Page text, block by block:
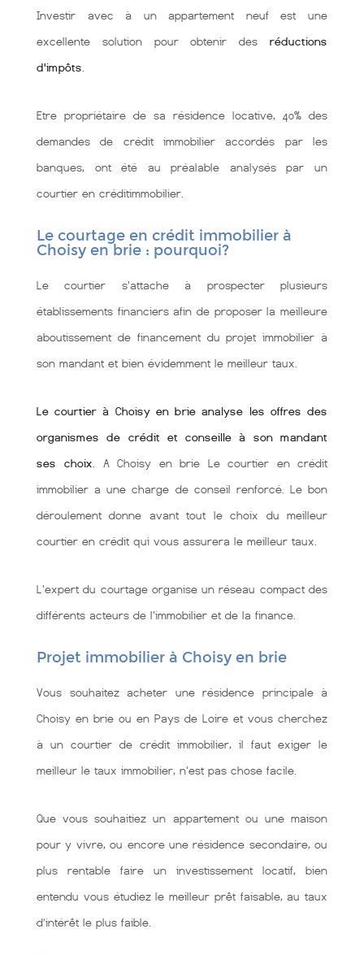
Investir avec à un appartement neuf est une
excellente solution pour obtenir des réductions
d'impôts
Etre propriétaire de sa résidence locative, 40% des
demandes de crédit immobilier accordés par les
banques, ont été au préalable analysés par un
courtier en créditimmobilier.
Le courtage en crédit immobilier à
Choisy en brie : pourquoi?
Le courtier s'attache à prospecter plusieurs
établissements financiers afin de proposer la meilleure
aboutissement de financement du projet immobilier à
son mandant et bien évidemment le meilleur taux.
Le courtier à Choisy en brie analyse les offres des
organismes de crédit et conseille à son mandant
ses choix . A Choisy en brie Le courtier en crédit
immobilier a une charge de conseil renforcé. Le bon
déroulement donne avant tout le choix du meilleur
courtier en crédit qui vous assurera le meilleur taux.
L'expert du courtage organise un réseau compact des
différents acteurs de l'immobilier et de la finance.
Projet immobilier à Choisy en brie
Vous souhaitez acheter une résidence principale à
Choisy en brie ou en Pays de Loire et vous cherchez
à un courtier de crédit immobilier, il faut exiger le
meilleur le taux immobilier, n'est pas chose facile.
Que vous souhaitiez un appartement ou une maison
pour y vivre, ou encore une résidence secondaire, ou
plus rentable faire un investissement locatif, bien
entendu vous étudiez le meilleur prêt faisable, au taux
d’intérêt le plus faible.